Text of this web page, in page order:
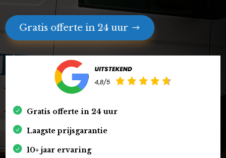
Gratis offerte in 24 uur
Gratis offerte in 24 uur
Laagste prijsgarantie
10+ jaar ervaring